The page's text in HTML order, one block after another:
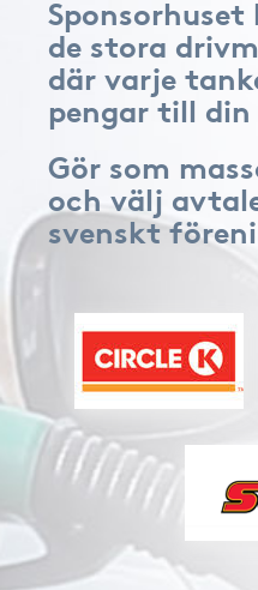
de stora
där varje
pengar till
Gör som
och välj
svenskt